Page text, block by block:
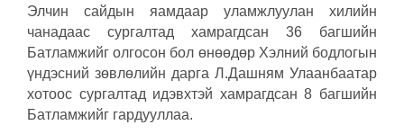
Элчин сайдын яамдаар уламжлуулан хилийн
чанадаас сургалтад хамрагдсан 36 багшийн
Батламжийг олгосон бол өнөөдөр Хэлний бодлогын
үндэсний зөвлөлийн дарга Л.Дашням Улаанбаатар
хотоос сургалтад идэвхтэй хамрагдсан 8 багшийн
Батламжийг гардууллаа.